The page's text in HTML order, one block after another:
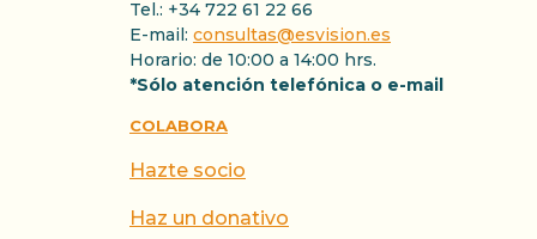
Tel.: +34 722 61 22 66
E-mail: consultas@esvision.es
Horario: de 10:00 a 14:00 hrs.
*Sólo atención telefónica o e-mail
COLABORA
Hazte socio
Haz un donativo